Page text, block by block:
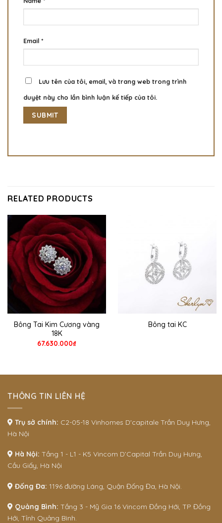
Email *
Lưu tên của tôi, email, và trang web trong trình
duyệt này cho lần bình luận kế tiếp của tôi.
RELATED PRODUCTS
Bông Tai Kim Cương vàng
18K
67.630.000₫
Bông tai KC
THÔNG TIN LIÊN HỆ
Trụ sở chính: C2-05-18 Vinhomes D'capitale Trần Duy Hưng,
Hà Nội
Hà Nội: Tầng 1 - L1 - K5 Vincom D’Capital Trần Duy Hưng,
Cầu Giấy, Hà Nội
Đống Đa: 1196 đường Láng, Quận Đống Đa, Hà Nội.
Quảng Bình: Tầng 3 - Mỹ Gia 16 Vincom Đồng Hới, TP Đồng
Hới, Tỉnh Quảng Bình.